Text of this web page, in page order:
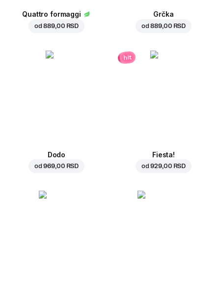
Quattro formaggi
od889,00 RSD
Grčka
od889,00 RSD
Dodo
od969,00 RSD
hit
Fiesta!
od929,00 RSD